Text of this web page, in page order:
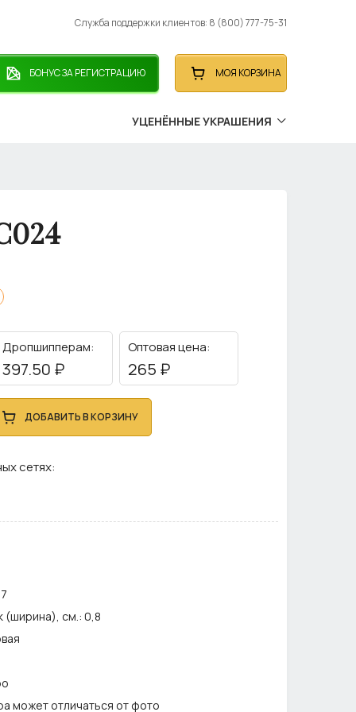
Служба поддержки клиентов: 8 (800) 777-75-31
БОНУС ЗА РЕГИСТРАЦИЮ МОЯ КОРЗИНА
УЦЕНЁННЫЕ УКРАШЕНИЯ
Дропшипперам:
397.50 ₽
Оптовая цена:
265 ₽
ДОБАВИТЬ В КОРЗИНУ
сетях:
(ширина), см.: 0,8
может отличаться от фото